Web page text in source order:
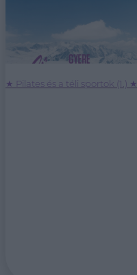
★ Pilates és a téli sportok (1.) ★